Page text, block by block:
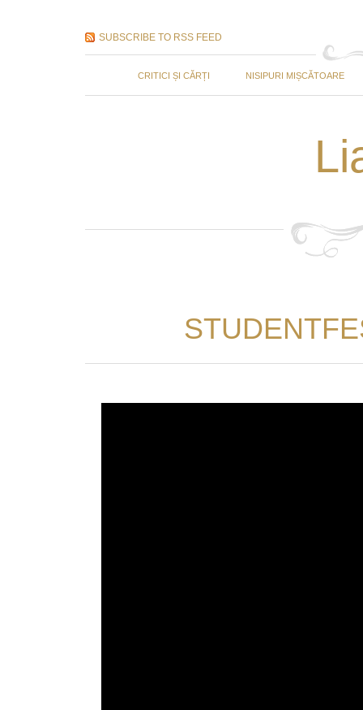
SUBSCRIBE TO RSS FEED
CRITICI ȘI CĂRȚI NISIPURI MIȘCĂTOARE